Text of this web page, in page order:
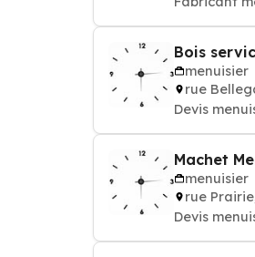
Bois
menuisier
rue
Devis
Machet
menuisier
rue
Devis